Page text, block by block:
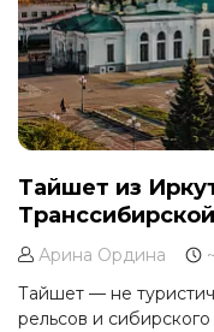
Тайшет из
Арина Ордина
Тайшет — не
рельсов и